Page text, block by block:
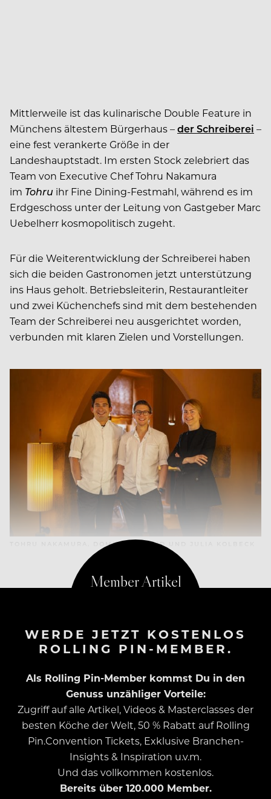
Mittlerweile ist das kulinarische Double Feature in
Münchens ältestem Bürgerhaus –der Schreiberei –
eine fest verankerte Größe in der
Landeshauptstadt. Im ersten Stock zelebriert das
Team von Executive Chef Tohru Nakamura
im Tohru ihr Fine Dining-Festmahl, während es im
Erdgeschoss unter der Leitung von Gastgeber Marc
Uebelherr kosmopolitisch zugeht.
Für die Weiterentwicklung der Schreiberei haben
sich die beiden Gastronomen jetzt unterstützung
ins Haus geholt. Betriebsleiterin, Restaurantleiter
und zwei Küchenchefs sind mit dem bestehenden
Team der Schreiberei neu ausgerichtet worden,
verbunden mit klaren Zielen und Vorstellungen.
TOHRU NAKAMURA, DOMINIK SCHMID UND JULIA KOLBECK
WERDE JETZT KOSTENLOS
ROLLING PIN-MEMBER.
Als Rolling Pin-Member kommst Du in den
Genuss unzähliger Vorteile:
Zugriff auf alle Artikel, Videos & Masterclasses der
besten Köche der Welt, 50 % Rabatt auf Rolling
Pin.Convention Tickets, Exklusive Branchen-
Insights & Inspiration u.v.m.
Und das vollkommen kostenlos.
Bereits über 120.000 Member.